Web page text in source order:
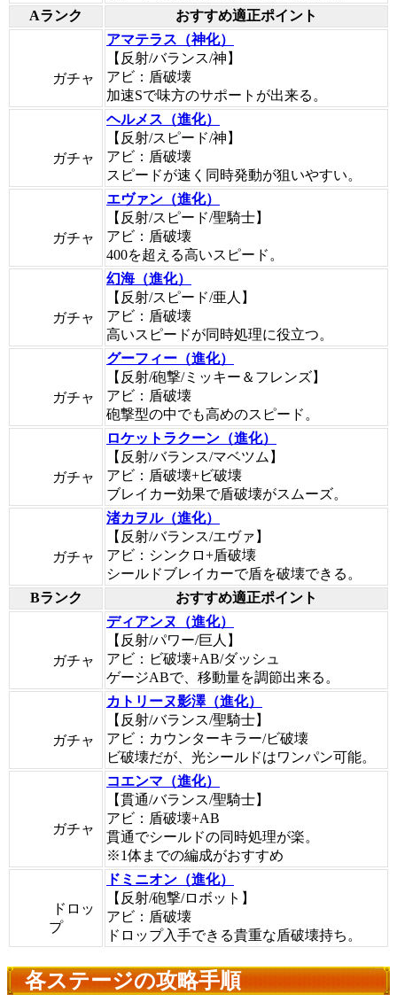
Aランク
おすすめ適正ポイント
ガチャ
アマテラス（神化）
【反射/バランス/神】
アビ：盾破壊
加速Sで味方のサポートが出来る。
ガチャ
ヘルメス（進化）
【反射/スピード/神】
アビ：盾破壊
スピードが速く同時発動が狙いやすい。
ガチャ
エヴァン（進化）
【反射/スピード/聖騎士】
アビ：盾破壊
400を超える高いスピード。
ガチャ
幻海（進化）
【反射/スピード/亜人】
アビ：盾破壊
高いスピードが同時処理に役立つ。
ガチャ
グーフィー（進化）
【反射/砲撃/ミッキー＆フレンズ】
アビ：盾破壊
砲撃型の中でも高めのスピード。
ガチャ
ロケットラクーン（進化）
【反射/バランス/マベツム】
アビ：盾破壊+ビ破壊
ブレイカー効果で盾破壊がスムーズ。
ガチャ
渚カヲル（進化）
【反射/バランス/エヴァ】
アビ：シンクロ+盾破壊
シールドブレイカーで盾を破壊できる。
Bランク
おすすめ適正ポイント
ガチャ
ディアンヌ（進化）
【反射/パワー/巨人】
アビ：ビ破壊+AB/ダッシュ
ゲージABで、移動量を調節出来る。
ガチャ
カトリーヌ影澤（進化）
【反射/バランス/聖騎士】
アビ：カウンターキラー/ビ破壊
ビ破壊だが、光シールドはワンパン可能。
ガチャ
コエンマ（進化）
【貫通/バランス/聖騎士】
アビ：盾破壊+AB
貫通でシールドの同時処理が楽。
※1体までの編成がおすすめ
ドロッ
プ
ドミニオン（進化）
【反射/砲撃/ロボット】
アビ：盾破壊
ドロップ入手できる貴重な盾破壊持ち。
各ステージの攻略手順